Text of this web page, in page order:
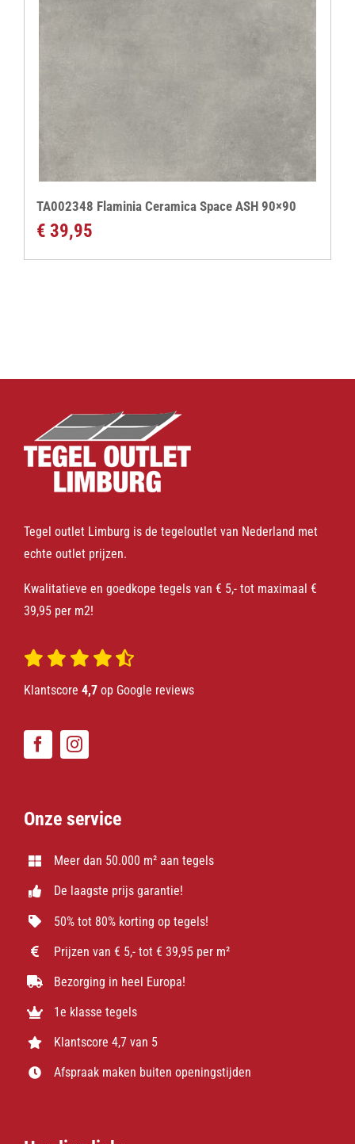
TA002348 Flaminia Ceramica Space ASH 90×90
€ 39,95
Tegel outlet Limburg is de tegeloutlet van Nederland met
echte outlet prijzen.
Kwalitatieve en goedkope tegels van € 5,- tot maximaal €
39,95 per m2!
Klantscore 4,7op Google reviews
Onze service
Meer dan 50.000 m² aan tegels
De laagste prijs garantie!
50% tot 80% korting op tegels!
Prijzen van € 5,- tot € 39,95 per m²
Bezorging in heel Europa!
1e klasse tegels
Klantscore 4,7 van 5
Afspraak maken buiten openingstijden